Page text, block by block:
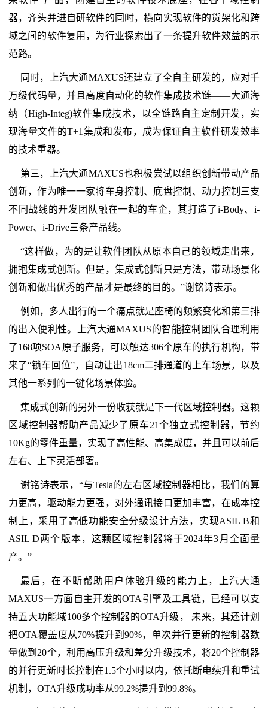
器，齐头并进自研软件的同时，横向实现软件的货架化和跨
域之间的软件复用，为行业探索出了一条提升软件效益的示
范路。
同时，上汽大通MAXUS还建立了全自主研发的，应对千
万级代码量，并且高度自动化的软件集成技术链——大通海
纳（High-Integ)软件集成技术，以全链路自主定制开发，实
现海量文件的T+1集成和发布，成为保证自主软件研发效率
的技术重器。
第三，上汽大通MAXUS也积极尝试以组织创新带动产品
创新，作为唯一一家将车身控制、底盘控制、动力控制三支
不同战线的开发团队融在一起的车企，其打造了i-Body、i-
Power、i-Drive三条产品线。
“这样做，为的是让软件团队从原本自己的领域走出来，
拥抱集成式创新。但是，集成式创新只是方法，带动场景化
创新和做出优秀的产品才是最终的目的。”谢铭诗表示。
例如，多人出行的一个痛点就是座椅的频繁变化和第三排
的出入便利性。上汽大通MAXUS的智能控制团队合理利用
了168项SOA原子服务，可以触达306个原车的执行机构，带
来了“锁车回位”，自动让出18cm二排通道的上车场景，以及
其他一系列的一键化场景体验。
集成式创新的另外一份收获就是下一代区域控制器。这颗
区域控制器帮助产品减少了原车21个独立式控制器，节约
10Kg的零件重量，实现了高性能、高集成度，并且可以前后
左右、上下灵活部署。
谢铭诗表示，“与Tesla的左右区域控制器相比，我们的算
力更高，驱动能力更强，对外通讯接口更加丰富，在成本控
制上，采用了高低功能安全分级设计方法，实现ASIL B和
ASIL D两个版本，这颗区域控制器将于2024年3月全面量
产。”
最后，在不断帮助用户体验升级的能力上，上汽大通
MAXUS一方面自主开发的OTA引擎及工具链，已经可以支
持五大功能域100多个控制器的OTA升级， 未来，其还计划
把OTA覆盖度从70%提升到90%，单次并行更新的控制器数
量做到20个，利用高压升级和差分升级技术，将20个控制器
的并行更新时长控制在1.5个小时以内，依托断电续升和重试
机制，OTA升级成功率从99.2%提升到99.8%。